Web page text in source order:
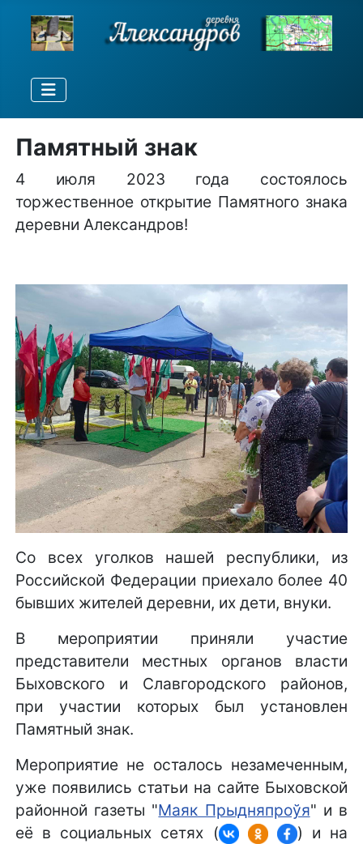
Памятный знак
4 июля 2023 года состоялось
торжественное открытие Памятного знака
деревни Александров!
Со всех уголков нашей республики, из
Российской Федерации приехало более 40
бывших жителей деревни, их дети, внуки.
В мероприятии приняли участие
представители местных органов власти
Быховского и Славгородского районов,
при участии которых был установлен
Памятный знак.
Мероприятие не осталось незамеченным,
уже появились статьи на сайте Быховской
районной газеты "Маяк Прыдняпроўя" и в
её в социальных сетях (
) и на